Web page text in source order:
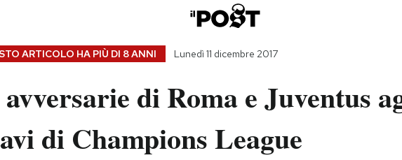
ARTICOLO HA PIÙ DI 8 ANNI Lunedì 11 dicembre 2017
di Roma e Juventus
di Champions League